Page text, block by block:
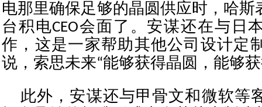
电那里确保足够的晶圆供应时，哈斯
台积电CEO会面了。安谋还在与日
作，这是一家帮助其他公司设计定
说，索思未来“能够获得晶圆，能够
此外，安谋还与甲骨文和微软等